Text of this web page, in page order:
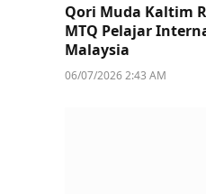
Qori Muda Kaltim
MTQ Pelajar
Malaysia
06/07/2026 2:43 AM